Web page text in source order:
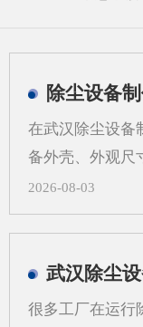
在武汉除尘设备
备外壳、外观尺
过滤方式、管道
看似推进很快，
来说，粉尘类型
2026-08-03
很多工厂在运行